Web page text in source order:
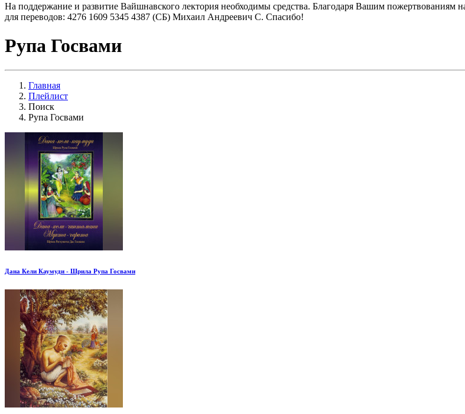
На поддержание и развитие Вайшнавского лектория необходимы средства. Благодаря Вашим пожертвованиям
для переводов: 4276 1609 5345 4387 (СБ) Михаил Андреевич С. Спасибо!
Рупа Госвами
Главная
Плейлист
Поиск
Рупа Госвами
Дана Кели Каумуди - Шрила Рупа Госвами